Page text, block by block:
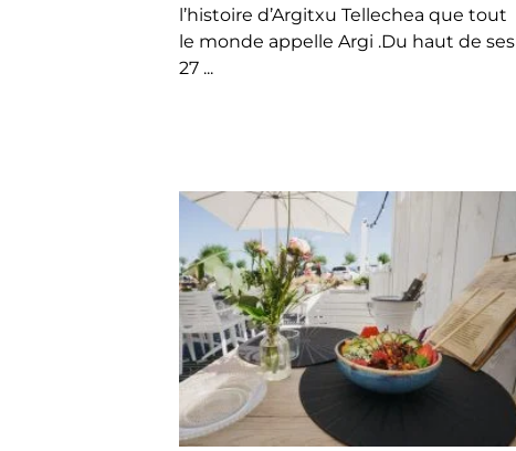
l’histoire d’Argitxu Tellechea que tout
le monde appelle Argi .Du haut de ses
27 ...